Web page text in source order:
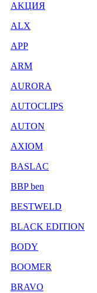
AKЦИЯ
ALX
APP
ARM
AURORA
AUTOCLIPS
AUTON
AXIOM
BASLAC
BBP ben
BESTWELD
BLACK EDITION
BODY
BOOMER
BRAVO